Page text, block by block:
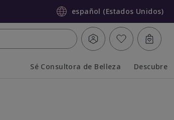
español (Estados Unidos)
Sé Consultora de Belleza Descubre